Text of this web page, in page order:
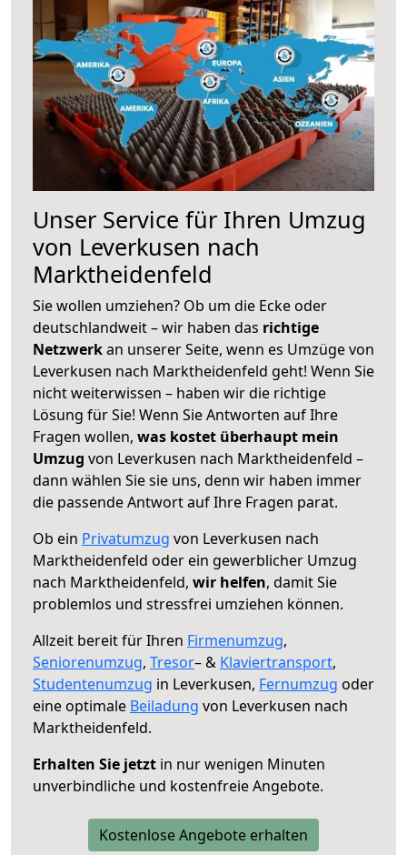
Unser Service für Ihren Umzug
von Leverkusen nach
Marktheidenfeld
Sie wollen umziehen? Ob um die Ecke oder
deutschlandweit – wir haben das richtige
Netzwerkan unserer Seite, wenn es Umzüge von
Leverkusen nach Marktheidenfeld geht! Wenn Sie
nicht weiterwissen – haben wir die richtige
Lösung für Sie! Wenn Sie Antworten auf Ihre
Fragen wollen, was kostet überhaupt mein
Umzug von Leverkusen nach Marktheidenfeld –
dann wählen Sie sie uns, denn wir haben immer
die passende Antwort auf Ihre Fragen parat.
Ob ein Privatumzug von Leverkusen nach
Marktheidenfeld oder ein gewerblicher Umzug
nach Marktheidenfeld, wir helfen, damit Sie
problemlos und stressfrei umziehen können.
Allzeit bereit für Ihren Firmenumzug,
Seniorenumzug, Tresor– & Klaviertransport,
Studentenumzug in Leverkusen, Fernumzug oder
eine optimale Beiladung von Leverkusen nach
Marktheidenfeld.
Erhalten Sie jetzt in nur wenigen Minuten
unverbindliche und kostenfreie Angebote.
Kostenlose Angebote erhalten